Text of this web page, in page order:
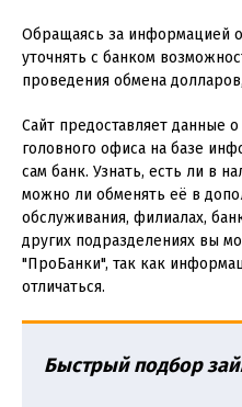
Обращаясь за информацией
уточнять с банком
проведения обмена
Сайт предоставляет данные
головного офиса на базе
сам банк. Узнать, есть ли в
можно ли обменять её в
обслуживания, филиалах,
других подразделениях вы
"ПроБанки", так как
отличаться.
Быстрый подбор